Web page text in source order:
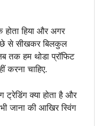
होता हिया और अगर
से सीखकर बिलकुल
तक हम थोडा प्रॉफिट
करना चाहिए.
क्या होता है और
जाना की आखिर स्विंग